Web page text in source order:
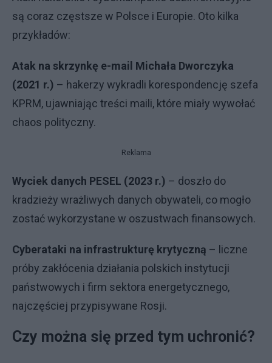
są coraz częstsze w Polsce i Europie. Oto kilka
przykładów:
Atak na skrzynkę e-mail Michała Dworczyka
(2021 r.) – hakerzy wykradli korespondencję szefa
KPRM, ujawniając treści maili, które miały wywołać
chaos polityczny.
Reklama
Wyciek danych PESEL (2023 r.) – doszło do
kradzieży wrażliwych danych obywateli, co mogło
zostać wykorzystane w oszustwach finansowych.
Cyberataki na infrastrukturę krytyczną – liczne
próby zakłócenia działania polskich instytucji
państwowych i firm sektora energetycznego,
najczęściej przypisywane Rosji.
Czy można się przed tym uchronić?